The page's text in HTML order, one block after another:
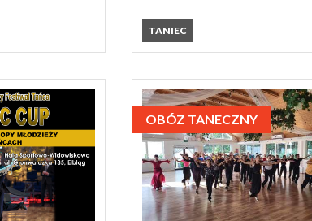
TANIEC
OBÓZ TANECZNY